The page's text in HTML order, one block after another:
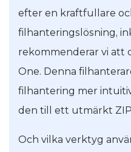
efter en kraftfullare
filhanteringslösning,
rekommenderar vi att
One. Denna
filhantering mer
den till ett utmärkt
Och vilka verktyg